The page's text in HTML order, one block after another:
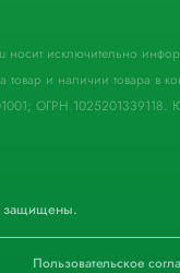
носит исключительно
и наличии товара в
ОГРН 1025201339118.
защищены.
Пользовательское